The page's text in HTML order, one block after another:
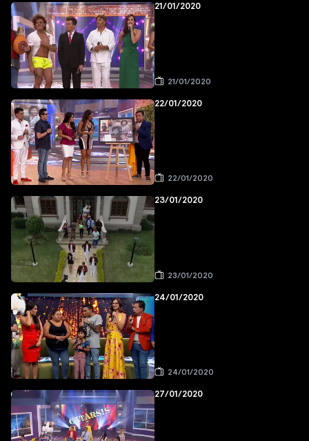
21/01/2020
21/01/2020
22/01/2020
22/01/2020
23/01/2020
23/01/2020
24/01/2020
24/01/2020
27/01/2020